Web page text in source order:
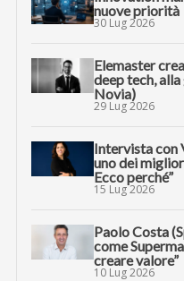
nuove priorità
30 Lug 2026
Elemaster
deep tech,
Novia)
29 Lug 2026
Intervista con
uno dei
Ecco perché”
15 Lug 2026
Paolo Costa
come
creare valore”
10 Lug 2026